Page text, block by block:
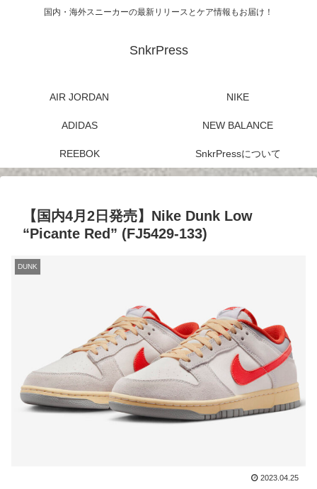
国内・海外スニーカーの最新リリースとケア情報もお届け！
SnkrPress
AIR JORDAN NIKE
ADIDAS NEW BALANCE
REEBOK SnkrPressについて
【国内4月2日発売】Nike Dunk Low
“Picante Red” (FJ5429-133)
DUNK
2023.04.25